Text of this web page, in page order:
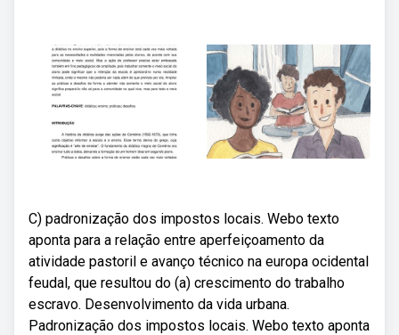
C) padronização dos impostos locais. Webo texto
aponta para a relação entre aperfeiçoamento da
atividade pastoril e avanço técnico na europa ocidental
feudal, que resultou do (a) crescimento do trabalho
escravo. Desenvolvimento da vida urbana.
Padronização dos impostos locais. Webo texto aponta